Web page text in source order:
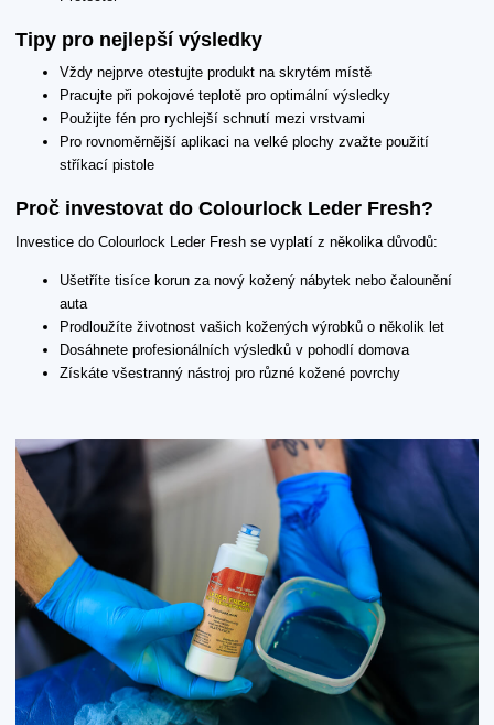
Tipy pro nejlepší výsledky
Vždy nejprve otestujte produkt na skrytém místě
Pracujte při pokojové teplotě pro optimální výsledky
Použijte fén pro rychlejší schnutí mezi vrstvami
Pro rovnoměrnější aplikaci na velké plochy zvažte použití
stříkací pistole
Proč investovat do Colourlock Leder Fresh?
Investice do Colourlock Leder Fresh se vyplatí z několika důvodů:
Ušetříte tisíce korun za nový kožený nábytek nebo čalounění
auta
Prodloužíte životnost vašich kožených výrobků o několik let
Dosáhnete profesionálních výsledků v pohodlí domova
Získáte všestranný nástroj pro různé kožené povrchy